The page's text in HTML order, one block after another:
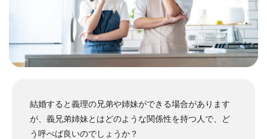
結婚すると義理の兄弟や姉妹ができる場合があります
が、義兄弟姉妹とはどのような関係性を持つ人で、ど
う呼べば良いのでしょうか？